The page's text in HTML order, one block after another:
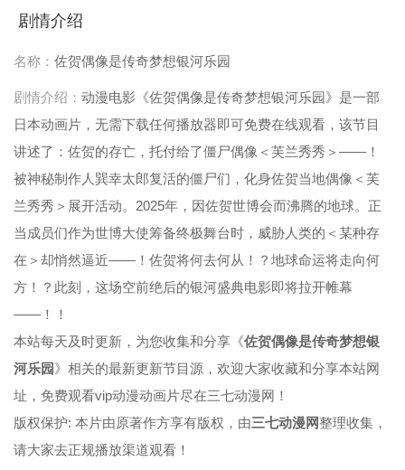
剧情介绍
名称： 佐贺偶像是传奇梦想银河乐园
剧情介绍： 动漫电影《佐贺偶像是传奇梦想银河乐园》是一部
日本动画片，无需下载任何播放器即可免费在线观看，该节目
讲述了：佐贺的存亡，托付给了僵尸偶像＜芙兰秀秀＞——！
被神秘制作人巽幸太郎复活的僵尸们，化身佐贺当地偶像＜芙
兰秀秀＞展开活动。2025年，因佐贺世博会而沸腾的地球。正
当成员们作为世博大使筹备终极舞台时，威胁人类的＜某种存
在＞却悄然逼近——！佐贺将何去何从！？地球命运将走向何
方！？此刻，这场空前绝后的银河盛典电影即将拉开帷幕
——！！
本站每天及时更新，为您收集和分享《佐贺偶像是传奇梦想银
河乐园》相关的最新更新节目源，欢迎大家收藏和分享本站网
址，免费观看vip动漫动画片尽在三七动漫网！
版权保护: 本片由原著作方享有版权，由三七动漫网整理收集，
请大家去正规播放渠道观看！